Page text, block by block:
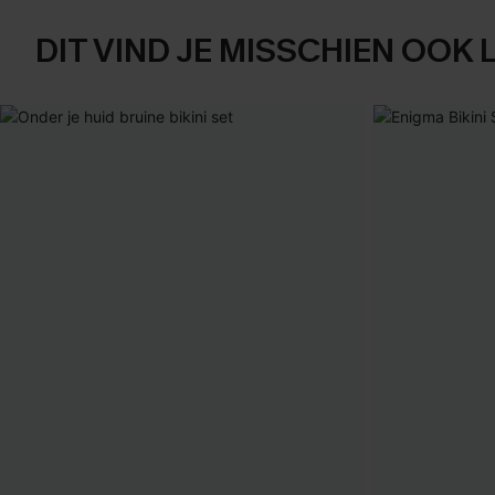
DIT VIND JE MISSCHIEN OOK